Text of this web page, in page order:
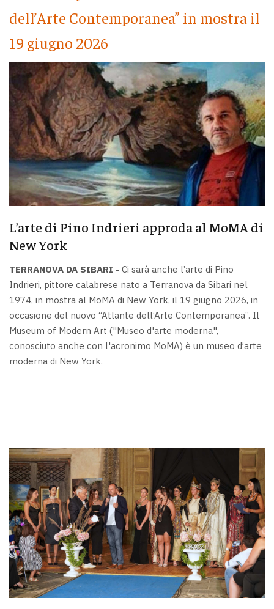
dell’Arte Contemporanea” in mostra il
19 giugno 2026
L’arte di Pino Indrieri approda al MoMA di
New York
TERRANOVA DA SIBARI - Ci sarà anche l’arte di Pino
Indrieri, pittore calabrese nato a Terranova da Sibari nel
1974, in mostra al MoMA di New York, il 19 giugno 2026, in
occasione del nuovo “Atlante dell‘Arte Contemporanea”. Il
Museum of Modern Art ("Museo d'arte moderna",
conosciuto anche con l'acronimo MoMA) è un museo d’arte
moderna di New York.